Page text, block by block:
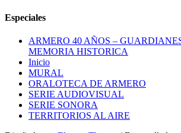
Especiales
ARMERO 40 AÑOS –
MEMORIA HISTORICA
Inicio
MURAL
ORALOTECA DE ARMERO
SERIE AUDIOVISUAL
SERIE SONORA
TERRITORIOS AL AIRE